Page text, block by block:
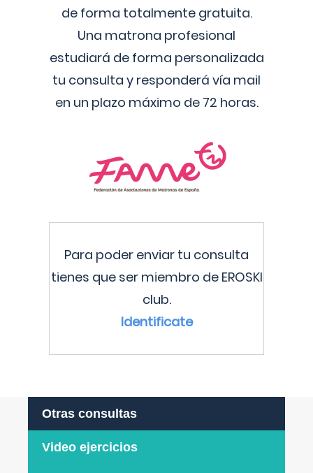
de forma totalmente gratuita.
Una matrona profesional
estudiará de forma personalizada
tu consulta y responderá vía mail
en un plazo máximo de 72 horas.
Para poder enviar tu consulta
tienes que ser miembro de EROSKI
club.
Identificate
Otras consultas
Video ejercicios